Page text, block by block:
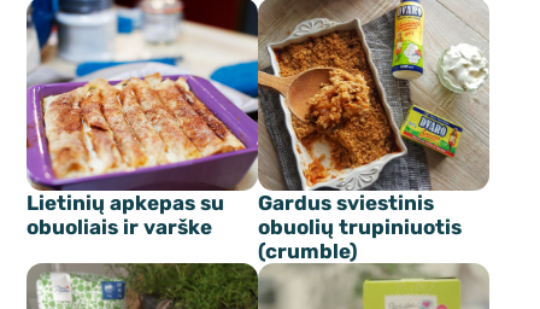
Lietinių apkepas su
obuoliais ir varške
Gardus sviestinis
obuolių trupiniuotis
(crumble)